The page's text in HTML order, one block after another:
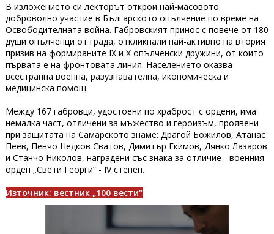
В изложението си лекторът открои най-масовото
доброволно участие в Българското опълчение по време на
Освободителната война. Габровският принос с повече от 180
души опълченци от града, откликнали най-активно на втория
призив на формираните IX и X опълченски дружини, от които
първата е на фронтовата линия. Населението оказва
всестранна военна, разузнавателна, икономическа и
медицинска помощ.
Между 167 габровци, удостоени по храброст с ордени, има
немалка част, отличени за мъжество и героизъм, проявени
при защитата на Самарското знаме: Драгой Божилов, Атанас
Пеев, Пенчо Недков Сватов, Димитър Екимов, Дянко Лазаров
и Станчо Николов, наградени със знака за отличие - военния
орден „Свети Георги” - IV степен.
Източник: вестник „100 вести"